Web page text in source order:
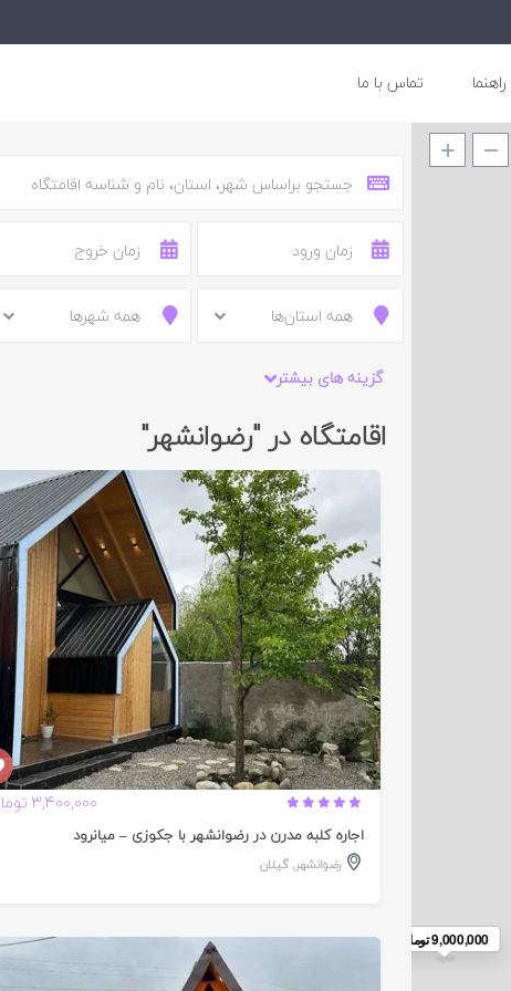
راهنما تماس با ما
9,000,000 تومان
همه استان‌ها همه شهرها
گزینه های بیشتر
اقامتگاه در "رضوانشهر"
3,400,000 تومان
اجاره کلبه مدرن در رضوانشهر با جکوزی – میانرود
رضوانشهر,گیلان